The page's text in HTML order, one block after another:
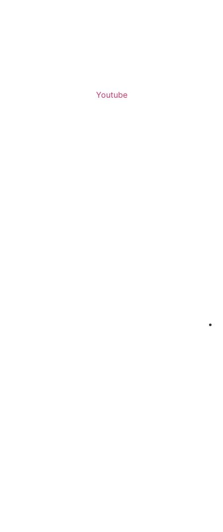
Youtube